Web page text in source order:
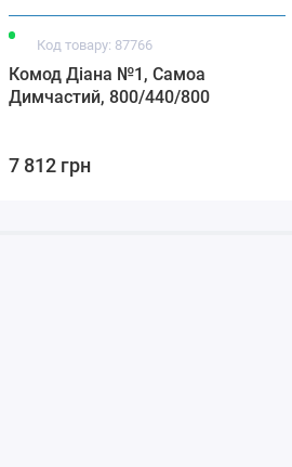
Код товару: 87766
Комод Діана №1, Самоа
Димчастий, 800/440/800
7 812 грн